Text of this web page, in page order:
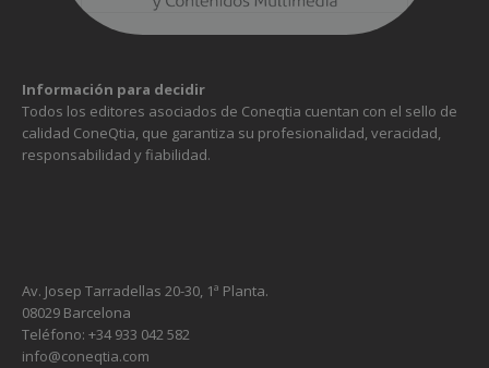
Información para decidir
Todos los editores asociados de Coneqtia cuentan con el sello de
calidad ConeQtia, que garantiza su profesionalidad, veracidad,
responsabilidad y fiabilidad.
Av. Josep Tarradellas 20-30, 1ª Planta.
08029 Barcelona
Teléfono: +34 933 042 582
info@coneqtia.com